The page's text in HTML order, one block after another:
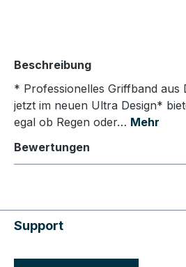
Beschreibung
* Professionelles Griffband aus
jetzt im neuen Ultra Design*
egal ob Regen oder… Mehr
Bewertungen
Support